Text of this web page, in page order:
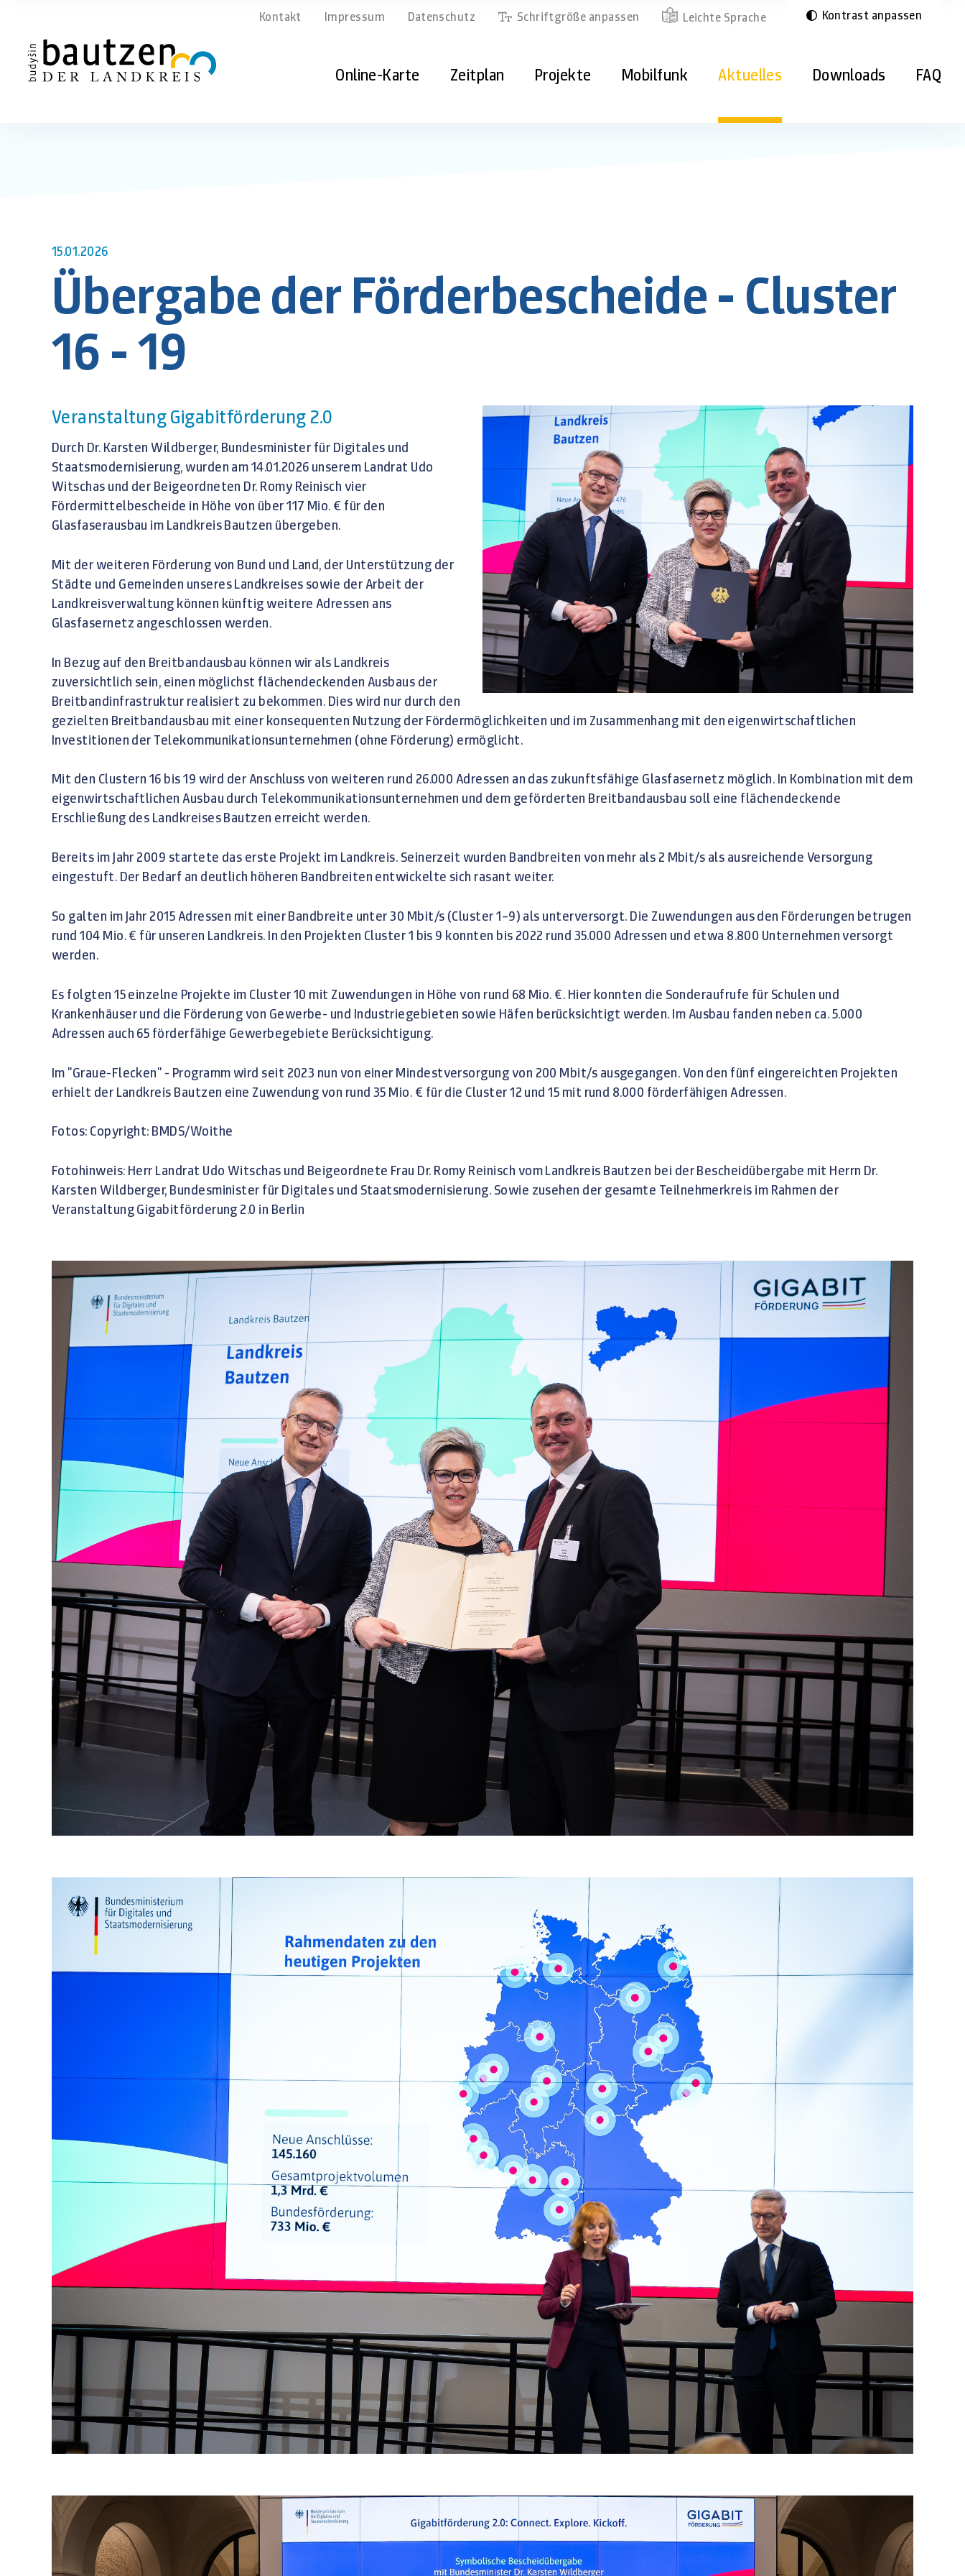
Kontakt Impressum Datenschutz Schriftgröße anpassen Leichte Sprache Kontrast anpassen
Navigation überspringen
Online-Karte Zeitplan Projekte Mobilfunk Aktuelles Downloads FAQ
15.01.2026
Übergabe der Förderbescheide - Cluster
16 - 19
Veranstaltung Gigabitförderung 2.0
Durch Dr. Karsten Wildberger, Bundesminister für Digitales und
Staatsmodernisierung, wurden am 14.01.2026 unserem Landrat Udo
Witschas und der Beigeordneten Dr. Romy Reinisch vier
Fördermittelbescheide in Höhe von über 117 Mio. € für den
Glasfaserausbau im Landkreis Bautzen übergeben.
Mit der weiteren Förderung von Bund und Land, der Unterstützung der
Städte und Gemeinden unseres Landkreises sowie der Arbeit der
Landkreisverwaltung können künftig weitere Adressen ans
Glasfasernetz angeschlossen werden.
In Bezug auf den Breitbandausbau können wir als Landkreis
zuversichtlich sein, einen möglichst flächendeckenden Ausbaus der
Breitbandinfrastruktur realisiert zu bekommen. Dies wird nur durch den
gezielten Breitbandausbau mit einer konsequenten Nutzung der Fördermöglichkeiten und im Zusammenhang mit den eigenwirtschaftlichen
Investitionen der Telekommunikationsunternehmen (ohne Förderung) ermöglicht.
Mit den Clustern 16 bis 19 wird der Anschluss von weiteren rund 26.000 Adressen an das zukunftsfähige Glasfasernetz möglich. In Kombination mit dem
eigenwirtschaftlichen Ausbau durch Telekommunikationsunternehmen und dem geförderten Breitbandausbau soll eine flächendeckende
Erschließung des Landkreises Bautzen erreicht werden.
Bereits im Jahr 2009 startete das erste Projekt im Landkreis. Seinerzeit wurden Bandbreiten von mehr als 2 Mbit/s als ausreichende Versorgung
eingestuft. Der Bedarf an deutlich höheren Bandbreiten entwickelte sich rasant weiter.
So galten im Jahr 2015 Adressen mit einer Bandbreite unter 30 Mbit/s (Cluster 1–9) als unterversorgt. Die Zuwendungen aus den Förderungen betrugen
rund 104 Mio. € für unseren Landkreis. In den Projekten Cluster 1 bis 9 konnten bis 2022 rund 35.000 Adressen und etwa 8.800 Unternehmen versorgt
werden.
Es folgten 15 einzelne Projekte im Cluster 10 mit Zuwendungen in Höhe von rund 68 Mio. €. Hier konnten die Sonderaufrufe für Schulen und
Krankenhäuser und die Förderung von Gewerbe- und Industriegebieten sowie Häfen berücksichtigt werden. Im Ausbau fanden neben ca. 5.000
Adressen auch 65 förderfähige Gewerbegebiete Berücksichtigung.
Im "Graue-Flecken" - Programm wird seit 2023 nun von einer Mindestversorgung von 200 Mbit/s ausgegangen. Von den fünf eingereichten Projekten
erhielt der Landkreis Bautzen eine Zuwendung von rund 35 Mio. € für die Cluster 12 und 15 mit rund 8.000 förderfähigen Adressen.
Fotos: Copyright: BMDS/Woithe
Fotohinweis: Herr Landrat Udo Witschas und Beigeordnete Frau Dr. Romy Reinisch vom Landkreis Bautzen bei der Bescheidübergabe mit Herrn Dr.
Karsten Wildberger, Bundesminister für Digitales und Staatsmodernisierung. Sowie zusehen der gesamte Teilnehmerkreis im Rahmen der
Veranstaltung Gigabitförderung 2.0 in Berlin